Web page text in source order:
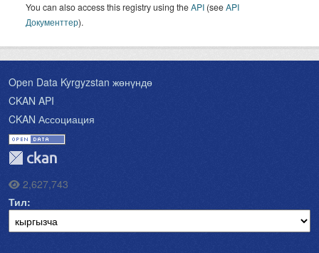
You can also access this registry using theAPI (seeAPI
Документтер).
Open Data Kyrgyzstan жөнүндө
CKAN API
CKAN Ассоциация
2,627,743
Тил